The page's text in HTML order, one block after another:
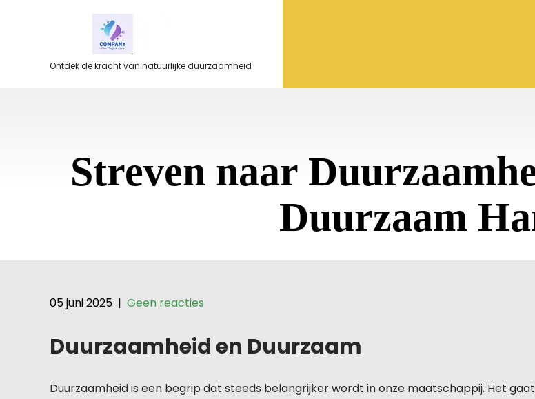
Ontdek de kracht van natuurlijke duurzaamheid
Streven naar
Duurzaam
05 juni 2025 | Geen reacties
Duurzaamheid en Duurzaam
Duurzaamheid is een begrip dat steeds belangrijker wordt in onze maatschappij. Het